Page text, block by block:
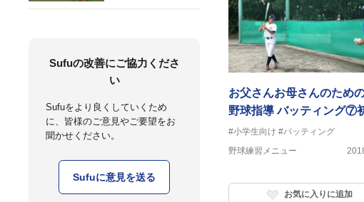
Sufuの改善にご協力くださ
い
Sufuをより良くしていくため
に、皆様のご意見やご要望をお
聞かせください。
Sufuに意見を送る
お父さんお母さんのため
野球指導 バッティング⑦
編 トップを作る練習 歩
ィー
#小学生向け #バッティング
野球練習メニュー
お気に入りに追加